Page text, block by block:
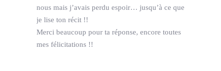
nous mais j’avais perdu espoir… jusqu’à ce que
je lise ton récit !!
Merci beaucoup pour ta réponse, encore toutes
mes félicitations !!